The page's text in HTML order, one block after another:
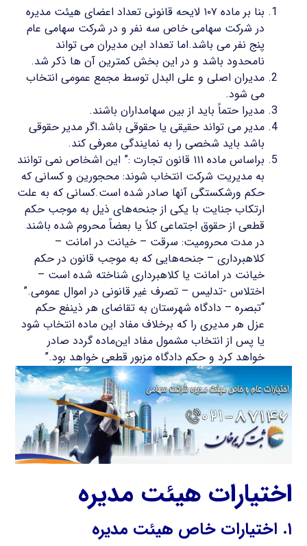
بنا بر ماده ۱۰۷ لایحه قانونی تعداد اعضای هیئت مدیره
در شرکت سهامی خاص سه نفر و در شرکت سهامی عام
پنج نفر می باشد.اما تعداد این مدیران می تواند
نامحدود باشد و در این بخش کمترین آن ها ذکر شد.
مدیران اصلی و علی البدل توسط مجمع عمومی انتخاب
می شود.
مدیرا حتماً باید از بین سهامداران باشند.
مدیر می تواند حقیقی یا حقوقی باشد.اگر مدیر حقوقی
باشد باید شخصی را به نمایندگی معرفی کند.
براساس ماده ۱۱۱ قانون تجارت :” این اشخاص نمی‌ توانند
به مدیریت شرکت انتخاب شوند: محجورین و کسانی که
حکم ورشکستگی آنها صادر شده است.کسانی که به علت
ارتکاب جنایت با یکی از جنحه‌های ذیل به موجب حکم
قطعی از حقوق اجتماعی کلاً یا بعضاً محروم شده باشند
در مدت‌ محرومیت: ‌سرقت – خیانت در امانت –
کلاهبرداری – جنحه‌هایی که به موجب قانون در حکم
خیانت در امانت یا کلاهبرداری شناخته شده است –
اختلاس -‌تدلیس – تصرف غیر قانونی در اموال عمومی.”
“‌تبصره – دادگاه شهرستان به تقاضای هر ذینفع حکم
عزل هر مدیری را که برخلاف مفاد این ماده انتخاب شود
یا پس از انتخاب مشمول مفاد این‌ماده گردد صادر
خواهد کرد و حکم دادگاه مزبور قطعی خواهد بود.”
اختیارات هیئت مدیره
۱. اختیارات خاص هیئت مدیره